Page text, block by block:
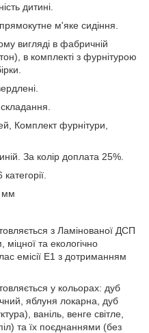
дитині.
м'яке сидіння.
вигляді в фабричній
в комплекті з фурнітурою
Комплект фурнітури,
За колір доплата 25%.
мм
з Ламінованої ДСП
та екологічно
емісії Е1 з дотриманням
у кольорах: дуб
яблуня локарна, дуб
ваніль, венге світле,
та їх поєднаннями (без